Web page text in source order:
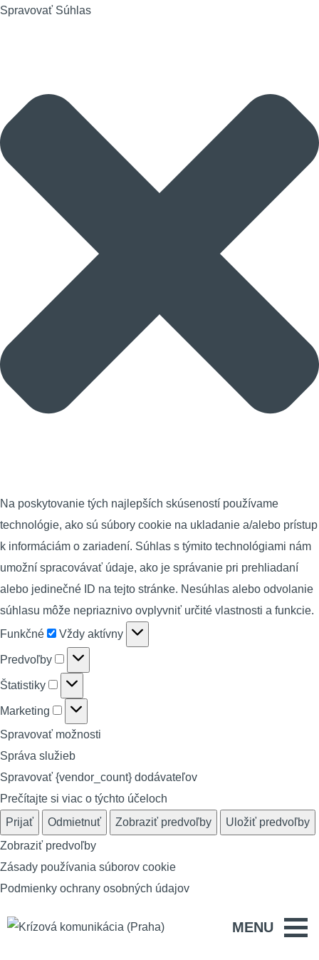
Spravovať Súhlas
Na poskytovanie tých najlepších skúseností používame
technológie, ako sú súbory cookie na ukladanie a/alebo prístup
k informáciám o zariadení. Súhlas s týmito technológiami nám
umožní spracovávať údaje, ako je správanie pri prehliadaní
alebo jedinečné ID na tejto stránke. Nesúhlas alebo odvolanie
súhlasu môže nepriaznivo ovplyvniť určité vlastnosti a funkcie.
Funkčné
Funkčné
Vždy aktívny
Predvoľby Predvoľby
Štatistiky Štatistiky
Marketing Marketing
Spravovať možnosti
Správa služieb
Spravovať {vendor_count} dodávateľov
Prečítajte si viac o týchto účeloch
Prijať
Odmietnuť Zobraziť predvoľby
Uložiť predvoľby
Zobraziť predvoľby
Zásady používania súborov cookie
Podmienky ochrany osobných údajov
MENU